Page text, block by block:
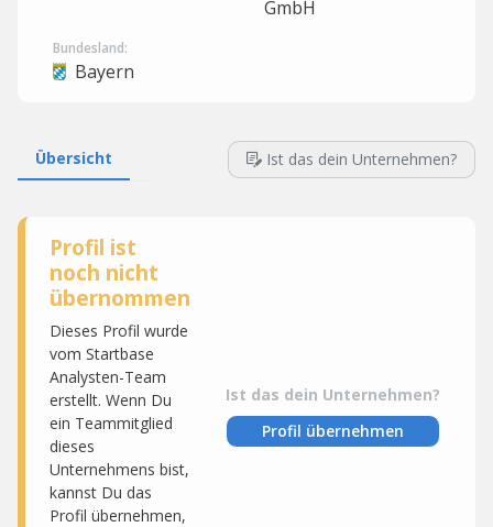
GmbH
Bundesland:
Bayern
Übersicht Ist das dein Unternehmen?
Profil ist
noch nicht
übernommen
Dieses Profil wurde
vom Startbase
Analysten-Team
erstellt. Wenn Du
ein Teammitglied
dieses
Unternehmens bist,
kannst Du das
Profil übernehmen,
Ist das dein Unternehmen?
Profil übernehmen